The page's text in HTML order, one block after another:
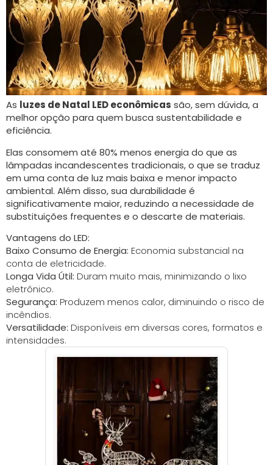
As luzes de Natal LED econômicas são, sem dúvida, a
melhor opção para quem busca sustentabilidade e
eficiência.
Elas consomem até 80% menos energia do que as
lâmpadas incandescentes tradicionais, o que se traduz
em uma conta de luz mais baixa e menor impacto
ambiental. Além disso, sua durabilidade é
significativamente maior, reduzindo a necessidade de
substituições frequentes e o descarte de materiais.
Vantagens do LED:
Baixo Consumo de Energia: Economia substancial na
conta de eletricidade.
Longa Vida Útil: Duram muito mais, minimizando o lixo
eletrônico.
Segurança: Produzem menos calor, diminuindo o risco de
incêndios.
Versatilidade: Disponíveis em diversas cores, formatos e
intensidades.